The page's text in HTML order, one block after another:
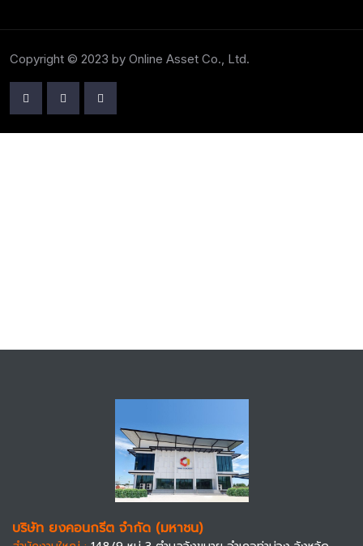
บริษัท ยงคอนกรีต จำกัด (มหาชน)